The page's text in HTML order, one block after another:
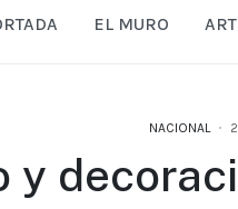
EL MURO
NACIONAL
y